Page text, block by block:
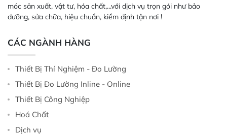
móc sản xuất, vật tư, hóa chất,...với dịch vụ trọn gói như bảo
dưỡng, sửa chữa, hiệu chuẩn, kiểm định tận nơi !
CÁC NGÀNH HÀNG
Thiết Bị Thí Nghiệm - Đo Lường
Thiết Bị Đo Lường Inline - Online
Thiết Bị Công Nghiệp
Hoá Chất
Dịch vụ